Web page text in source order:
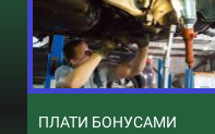
ПЛАТИ БОНУСАМИ